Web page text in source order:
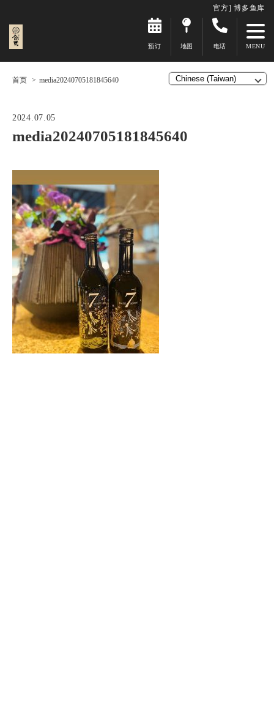
官方] 博多鱼库
预订 地图 电话
首页 media20240705181845640
2024.07.05
media20240705181845640